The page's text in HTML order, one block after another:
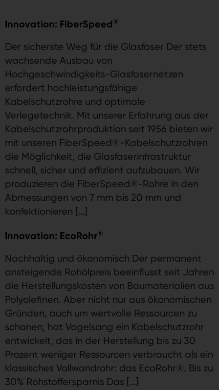
Innovation: FiberSpeed®
Der sicherste Weg für die Glasfaser Der stets
wachsende Ausbau von
Hochgeschwindigkeits-Glasfasernetzen
erfordert hochleistungsfähige
Kabelschutzrohre und optimale
Verlegetechnik. Mit unserer Erfahrung aus der
Kabelschutzrohrproduktion seit 1956 bieten wir
mit unseren FiberSpeed®-Kabelschutzrohren
die Möglichkeit, die Glasfaserinfrastruktur
schnell, sicher und effizient aufzubauen. Wir
produzieren die FiberSpeed®-Rohre in den
Abmessungen von 7 mm bis 20 mm und
konfektionieren […]
Innovation: EcoRohr®
Nachhaltig und ökonomisch Der permanent
ansteigende Rohölpreis beeinflusst seit Jahren
die Herstellungskosten von Baumaterialien aus
Polyolefinen. Aber nicht nur aus ökonomischen
Gründen, auch um wertvolle Ressourcen zu
schonen, hat Vogelsang ein Kabelschutzrohr
entwickelt, das in der Herstellung bis zu 30
Prozent weniger Ressourcen verbraucht als ein
klassisches Vollwandrohr: das EcoRohr®. Bis zu
30% Rohstoffersparnis Das […]